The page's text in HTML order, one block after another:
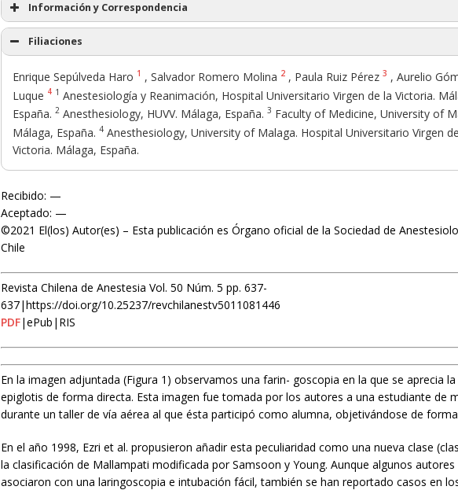
Información y Correspondencia
Filiaciones
Enrique Sepúlveda Haro 1 , Salvador Romero Molina 2 , Paula Ruiz Pérez 3 , Aurelio
Luque 4 1 Anestesiología y Reanimación, Hospital Universitario Virgen de la Victoria.
España. 2Anesthesiology, HUVV. Málaga, España. 3 Faculty of Medicine, University of
Málaga, España. 4Anesthesiology, University of Malaga. Hospital Universitario Virgen
Victoria. Málaga, España.
Recibido: —
Aceptado: —
©2021 El(los) Autor(es) – Esta publicación es Órgano oficial de la Sociedad de
Chile
Revista Chilena de Anestesia Vol. 50 Núm. 5 pp. 637-
637|https://doi.org/10.25237/revchilanestv5011081446
PDF|ePub|RIS
En la imagen adjuntada (Figura 1) observamos una farin- goscopia en la que se aprecia la
epiglotis de forma directa. Esta imagen fue tomada por los autores a una estudiante de
durante un taller de vía aérea al que ésta participó como alumna, objetivándose de
En el año 1998, Ezri et al. propusieron añadir esta peculiaridad como una nueva clase
la clasificación de Mallampati modificada por Samsoon y Young. Aunque algunos autores
asociaron con una laringoscopia e intubación fácil, también se han reportado casos en